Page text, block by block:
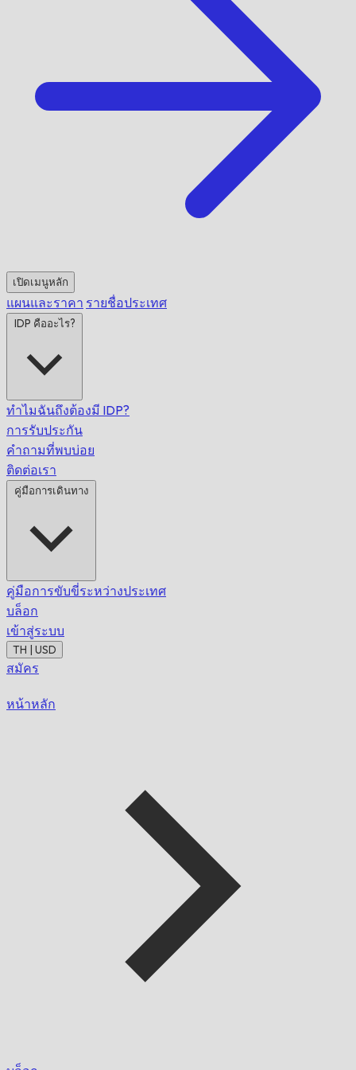
เปิดเมนูหลัก
แผนและราคา รายชื่อประเทศ
IDP คืออะไร?
ทำไมฉันถึงต้องมี IDP?
การรับประกัน
คำถามที่พบบ่อย
ติดต่อเรา
คู่มือการเดินทาง
คู่มือการขับขี่ระหว่างประเทศ
บล็อก
เข้าสู่ระบบ
TH | USD
สมัคร
หน้าหลัก